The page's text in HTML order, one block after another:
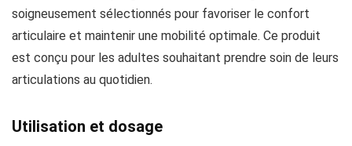
soigneusement sélectionnés pour favoriser le confort
articulaire et maintenir une mobilité optimale. Ce produit
est conçu pour les adultes souhaitant prendre soin de leurs
articulations au quotidien.
Utilisation et dosage